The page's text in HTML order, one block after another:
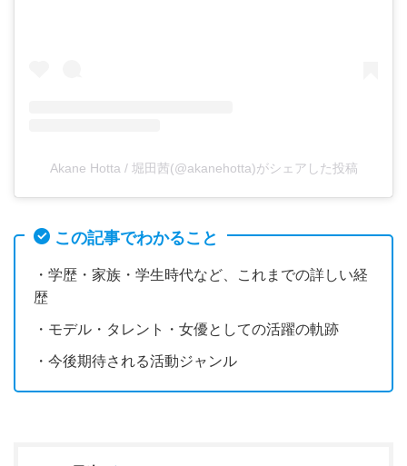
Akane Hotta / 堀田茜(@akanehotta)がシェアした投稿
この記事でわかること
・学歴・家族・学生時代など、これまでの詳しい経
歴
・モデル・タレント・女優としての活躍の軌跡
・今後期待される活動ジャンル